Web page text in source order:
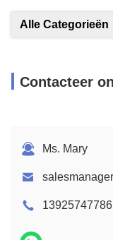
Alle Categorieën
Contacteer
Ms. Mary
13925747786